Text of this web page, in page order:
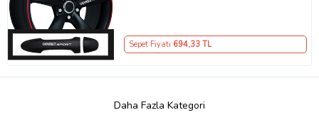
Sepet Fiyatı 694,33 TL
Daha Fazla Kategori